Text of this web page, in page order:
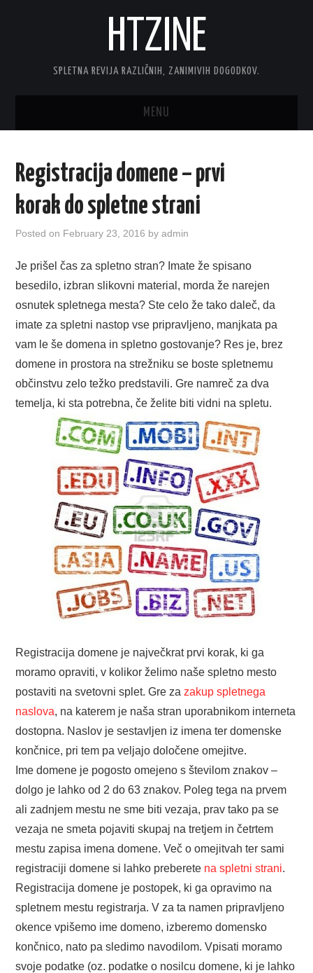
HTZINE
SPLETNA REVIJA RAZLIČNIH, ZANIMIVIH DOGODKOV.
MENU
TEHNOLOGIJA
DOM
MODA IN LEPOTA
ZDRAVJE
ŠPORT
POSLOVANJE
Registracija domene – prvi
korak do spletne strani
Posted on February 23, 2016 byadmin
Je prišel čas za spletno stran? Imate že spisano
besedilo, izbran slikovni material, morda že narejen
osnutek spletnega mesta? Ste celo že tako daleč, da
imate za spletni nastop vse pripravljeno, manjkata pa
vam le še domena in spletno gostovanje? Res je, brez
domene in prostora na strežniku se boste spletnemu
občinstvu zelo težko predstavili. Gre namreč za dva
temelja, ki sta potrebna, če želite biti vidni na spletu.
Registracija domene je največkrat prvi korak, ki ga
moramo opraviti, v kolikor želimo naše spletno mesto
postaviti na svetovni splet. Gre zazakup spletnega
naslova, na katerem je naša stran uporabnikom interneta
dostopna. Naslov je sestavljen iz imena ter domenske
končnice, pri tem pa veljajo določene omejitve.
Ime domene je pogosto omejeno s številom znakov –
dolgo je lahko od 2 do 63 znakov. Poleg tega na prvem
ali zadnjem mestu ne sme biti vezaja, prav tako pa se
vezaja ne smeta pojaviti skupaj na tretjem in četrtem
mestu zapisa imena domene. Več o omejitvah ter sami
registraciji domene si lahko preberete na spletni strani.
Registracija domene je postopek, ki ga opravimo na
spletnem mestu registrarja. V za ta namen pripravljeno
okence vpišemo ime domeno, izberemo domensko
končnico, nato pa sledimo navodilom. Vpisati moramo
svoje podatke (oz. podatke o nosilcu domene, ki je lahko